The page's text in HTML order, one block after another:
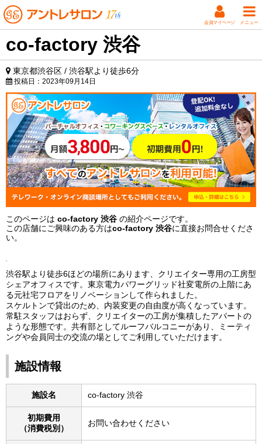
会員マイページ メニュー
co-factory 渋谷
東京都渋谷区 / 渋谷駅より徒歩6分
投稿日： 2023年09月14日
このページは co-factory 渋谷 の紹介ページです。
この店舗にご興味のある方はco-factory 渋谷に直接お問合せくださ
い。
渋谷駅より徒歩6ほどの場所にあります、クリエイター専用の工房型
シェアオフィスです。東京電力パワーグリッド社変電所の上階にあ
る元社宅フロアをリノベーションして作られました。
スケルトンで貸出のため、内装変更の自由度が高くなっています。
常駐スタッフはおらず、クリエイターの工房が集積したアパートの
ような形態です。共有部としてルーフバルコニーがあり、ミーティ
ングや会員同士の交流の場としてご利用していただけます。
施設情報
施設名 co-factory 渋谷
初期費用
（消費税別）
お問い合わせください